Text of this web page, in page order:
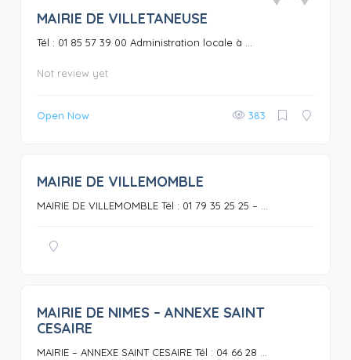
MAIRIE DE VILLETANEUSE
Tél : 01 85 57 39 00 Administration locale à ...
Not review yet
Open Now 383
MAIRIE DE VILLEMOMBLE
MAIRIE DE VILLEMOMBLE Tél : 01 79 35 25 25 – ...
MAIRIE DE NIMES – ANNEXE SAINT
CESAIRE
MAIRIE – ANNEXE SAINT CESAIRE Tél : 04 66 28 ...